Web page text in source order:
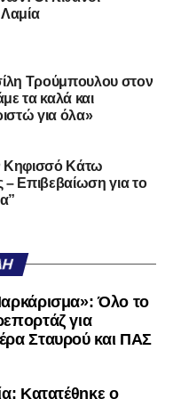
lamiara.gr στο
Τρούμπουλου στον
τα καλά και
για όλα»
Κηφισσό Κάτω
Επιβεβαίωση για το
Όλο το
για
Σταυρού και ΠΑΣ
Κατατέθηκε ο